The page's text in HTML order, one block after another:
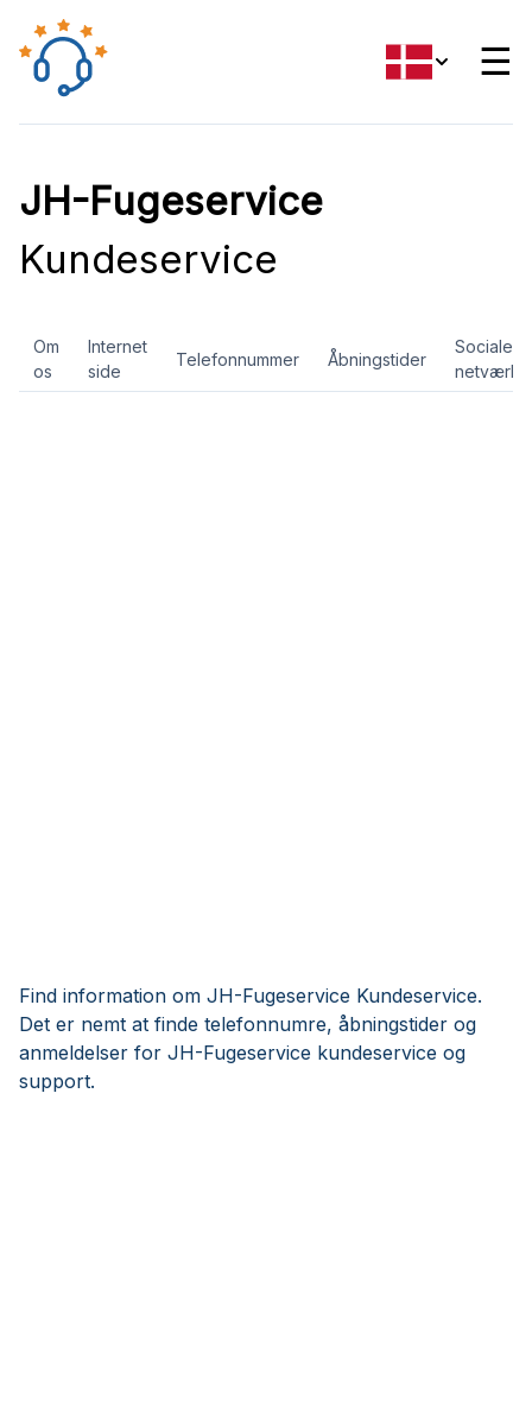
☰
JH-Fugeservice
Kundeservice
Om
os
Internet
side
Telefonnummer Åbningstider
Sociale
netværk
Find information om JH-Fugeservice Kundeservice.
Det er nemt at finde telefonnumre, åbningstider og
anmeldelser for JH-Fugeservice kundeservice og
support.